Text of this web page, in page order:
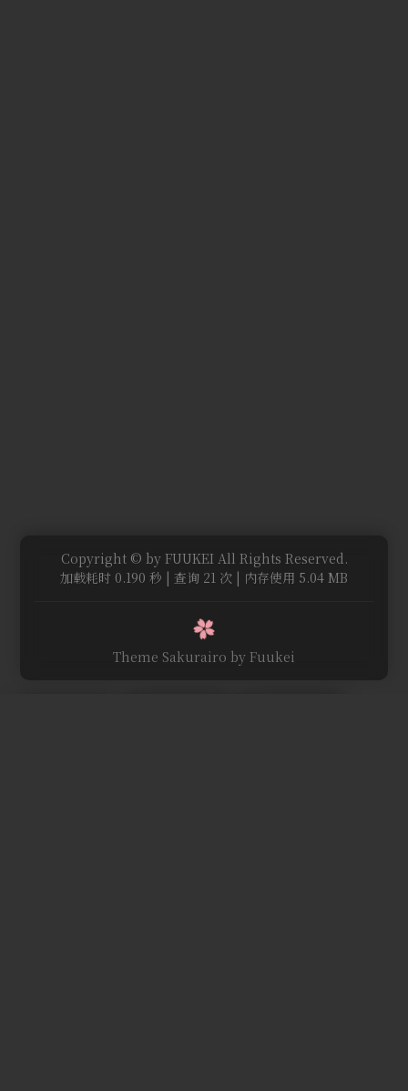
Copyright © by FUUKEI All Rights Reserved.
加载耗时 0.190 秒 | 查询 21 次 | 内存使用 5.04 MB
Theme Sakurairo by Fuukei